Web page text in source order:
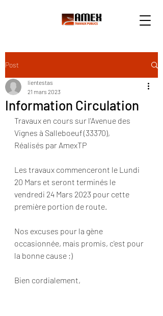
Post
Information Circulation
lientestas
21 mars 2023
Travaux en cours sur l'Avenue des
Vignes à Salleboeuf (33370),
Réalisés par AmexTP
Les travaux commenceront le Lundi
20 Mars et seront terminés le
vendredi 24 Mars 2023 pour cette
première portion de route.
Nos excuses pour la gène
occasionnée, mais promis, c'est pour
la bonne cause ;)
Bien cordialement,